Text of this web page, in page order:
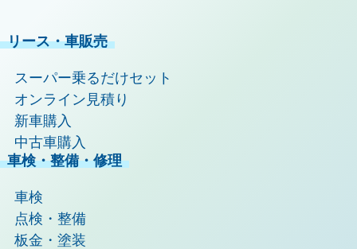
リース・車販売
スーパー乗るだけセット
オンライン見積り
新車購入
中古車購入
車検・整備・修理
車検
点検・整備
板金・塗装